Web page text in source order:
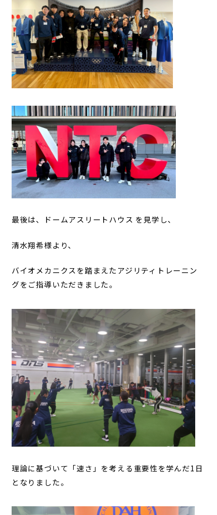
最後は、ドームアスリートハウス を見学し、
清水翔希様より、
バイオメカニクスを踏まえたアジリティトレーニン
グをご指導いただきました。
理論に基づいて「速さ」を考える重要性を学んだ1日
となりました。